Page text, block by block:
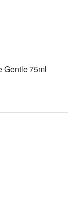
Gentle 75ml